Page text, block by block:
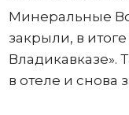
Минеральные
закрыли, в
Владикавказе».
в отеле и снова